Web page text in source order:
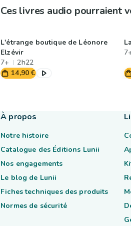
Ces livres audio pourraient
L'étrange boutique de Léonore
Elzévir
7+
2h22
14,90 €
À propos
Notre histoire
Catalogue des Éditions Lunii
Nos engagements
Le blog de Lunii
Fiches techniques des produits
Normes de sécurité